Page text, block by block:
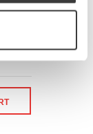
TNT